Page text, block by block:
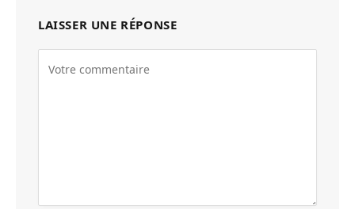
LAISSER UNE RÉPONSE